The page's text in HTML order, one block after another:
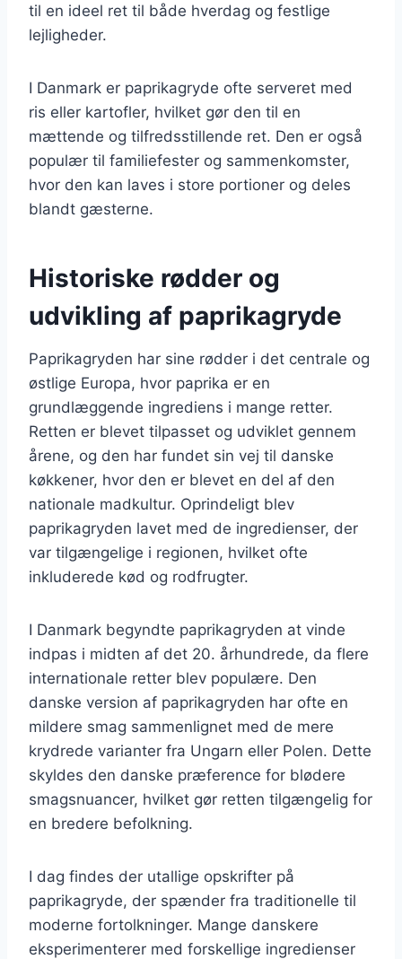
til en ideel ret til både hverdag og festlige
lejligheder.
I Danmark er paprikagryde ofte serveret med
ris eller kartofler, hvilket gør den til en
mættende og tilfredsstillende ret. Den er også
populær til familiefester og sammenkomster,
hvor den kan laves i store portioner og deles
blandt gæsterne.
Historiske rødder og
udvikling af paprikagryde
Paprikagryden har sine rødder i det centrale og
østlige Europa, hvor paprika er en
grundlæggende ingrediens i mange retter.
Retten er blevet tilpasset og udviklet gennem
årene, og den har fundet sin vej til danske
køkkener, hvor den er blevet en del af den
nationale madkultur. Oprindeligt blev
paprikagryden lavet med de ingredienser, der
var tilgængelige i regionen, hvilket ofte
inkluderede kød og rodfrugter.
I Danmark begyndte paprikagryden at vinde
indpas i midten af det 20. århundrede, da flere
internationale retter blev populære. Den
danske version af paprikagryden har ofte en
mildere smag sammenlignet med de mere
krydrede varianter fra Ungarn eller Polen. Dette
skyldes den danske præference for blødere
smagsnuancer, hvilket gør retten tilgængelig for
en bredere befolkning.
I dag findes der utallige opskrifter på
paprikagryde, der spænder fra traditionelle til
moderne fortolkninger. Mange danskere
eksperimenterer med forskellige ingredienser